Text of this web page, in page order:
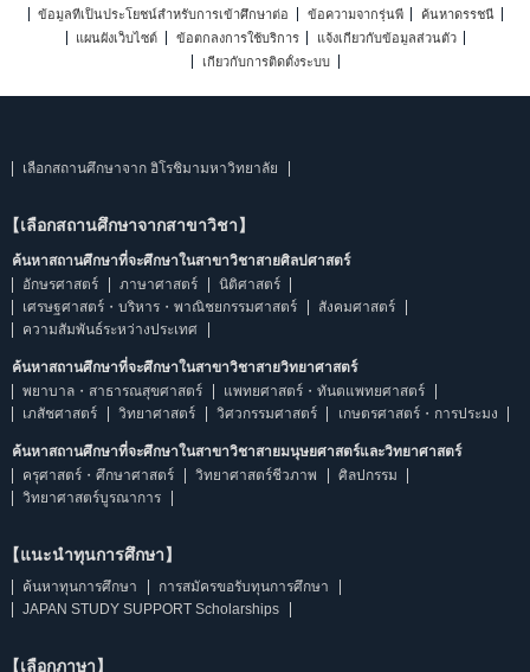
ข้อมูลที่เป็นประโยชน์สำหรับการเข้าศึกษาต่อ
ข้อความจากรุ่นพี่
ค้นหาดรรชนี
แผนผังเว็บไซต์
ข้อตกลงการใช้บริการ
แจ้งเกี่ยวกับข้อมูลส่วนตัว
เกี่ยวกับการติดตั้งระบบ
เลือกสถานศึกษาจาก ฮิโรชิมามหาวิทยาลัย
【เลือกสถานศึกษาจากสาขาวิชา】
ค้นหาสถานศึกษาที่จะศึกษาในสาขาวิชาสายศิลปศาสตร์
อักษรศาสตร์
ภาษาศาสตร์
นิติศาสตร์
เศรษฐศาสตร์・บริหาร・พาณิชยกรรมศาสตร์
สังคมศาสตร์
ความสัมพันธ์ระหว่างประเทศ
ค้นหาสถานศึกษาที่จะศึกษาในสาขาวิชาสายวิทยาศาสตร์
พยาบาล・สาธารณสุขศาสตร์
แพทยศาสตร์・ทันตแพทยศาสตร์
เภสัชศาสตร์
วิทยาศาสตร์ วิศวกรรมศาสตร์ เกษตรศาสตร์・การประมง
ค้นหาสถานศึกษาที่จะศึกษาในสาขาวิชาสายมนุษยศาสตร์และวิทยาศาสตร์
ครุศาสตร์・ศึกษาศาสตร์
วิทยาศาสตร์ชีวภาพ
ศิลปกรรม
วิทยาศาสตร์บูรณาการ
【แนะนำทุนการศึกษา】
ค้นหาทุนการศึกษา
การสมัครขอรับทุนการศึกษา
JAPAN STUDY SUPPORT Scholarships
【เลือกภาษา】